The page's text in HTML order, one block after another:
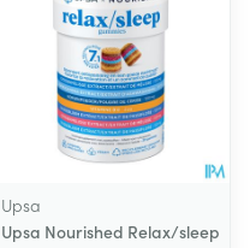
Upsa
Upsa Nourished Relax/sleep